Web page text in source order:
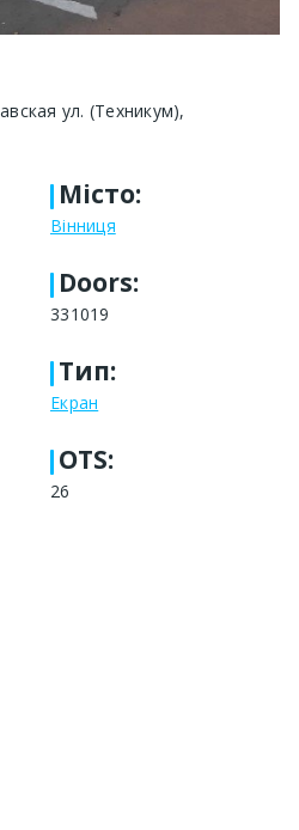
ул. (Техникум),
Місто:
Вінниця
Doors:
331019
Тип:
Екран
OTS:
26